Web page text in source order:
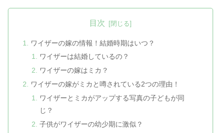
目次
ワイザーの嫁の情報！結婚時期はいつ？
ワイザーは結婚しているの？
ワイザーの嫁はミカ？
ワイザーの嫁がミカと噂されている2つの理由！
ワイザーとミカがアップする写真の子どもが同
じ？
子供がワイザーの幼少期に激似？